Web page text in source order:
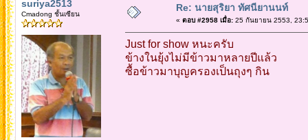
suriya2513
Cmadong ชั้นเซียน
Re: นายสุริยา ทัศนียานนท์
« ตอบ #2958 เมื่อ:25 กันยายน 2553,
Just for show หนะครับ
ข้างในยุ้งไม่มีข้าวมาหลายปีแล้ว
ซื้อข้าวมาบุญครองเป็นถุงๆ กิน